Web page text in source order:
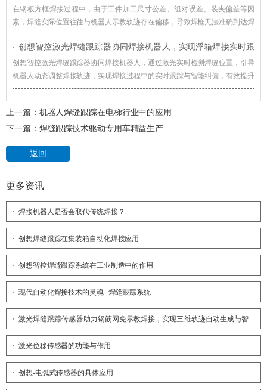
决方案
在钢板方框焊接过程中，由于工件加工尺寸公差、组对误差、装夹偏差等因
素，焊缝实际位置往往与机器人示教轨迹存在偏移，导致焊枪无法准确到达焊
接起始位置，影响焊接质量和生产效率。对此，创想智控激光焊缝跟踪器可协
同各类焊接机器人实现更加高效、稳定的自动化焊接。
创想智控激光焊缝跟踪器协同焊接机器人，实现浮箱焊接实时跟
踪与智能纠偏
创想智控激光焊缝跟踪器协同焊接机器人，通过激光实时检测焊缝位置，引导
机器人动态调整焊接轨迹，实现焊接过程中的实时跟踪与智能纠偏，有效提升
浮箱焊接自动化水平。
上一篇： 机器人焊缝跟踪在电梯行业中的应用
下一篇： 焊缝跟踪技术驱动专用车精益生产
返回
更多资讯
焊接机器人是否会取代传统焊接？
创想焊缝跟踪在集装箱自动化焊接应用
创想智控焊缝跟踪系统在工业制造中的作用
现代自动化焊接技术的灵魂--焊缝跟踪系统
激光焊缝跟踪传感器助力钢筋网免示教焊接，实现三维轨迹自动生成与智
激光位移传感器的功能与作用
创想-电弧式传感器的具体应用